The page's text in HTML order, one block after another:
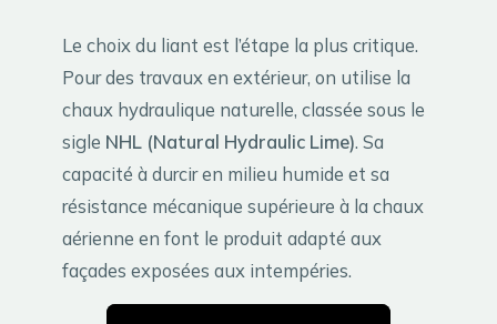
Le choix du liant est l’étape la plus critique.
Pour des travaux en extérieur, on utilise la
chaux hydraulique naturelle, classée sous le
sigle NHL (Natural Hydraulic Lime). Sa
capacité à durcir en milieu humide et sa
résistance mécanique supérieure à la chaux
aérienne en font le produit adapté aux
façades exposées aux intempéries.